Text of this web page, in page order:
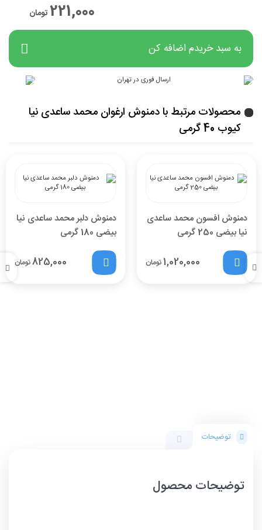
221,000تومان
به سبد خریدم اضافه کن
محصولات مرتبط با دمنوش ارغوان محمد ساعدی نیا
کیوب 40 گرمی
دمنوش افسون محمد ساعدی
نیا بیضی 250 گرمی
1,020,000تومان
دمنوش دلبر محمد ساعدی نیا
بیضی 180 گرمی
825,000تومان
توضیحات
توضیحات محصول